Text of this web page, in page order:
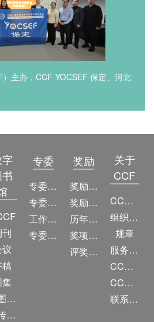
主办，CCF YOCSEF 保定、河北
稿
集
数图编审委员会
上传/发布作品
专委
专委简介
专委条例
工作问答
专委名单
奖励
奖励动态
奖励目录
历年获奖名单
奖项推荐
评奖条例
关于
CCF
CCF简介
组织机构
规章
服务项目
CCF大事记
CCF创建60周年
联系我们